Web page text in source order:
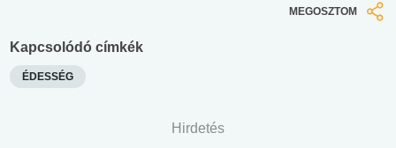
MEGOSZTOM
Kapcsolódó címkék
ÉDESSÉG
Hirdetés